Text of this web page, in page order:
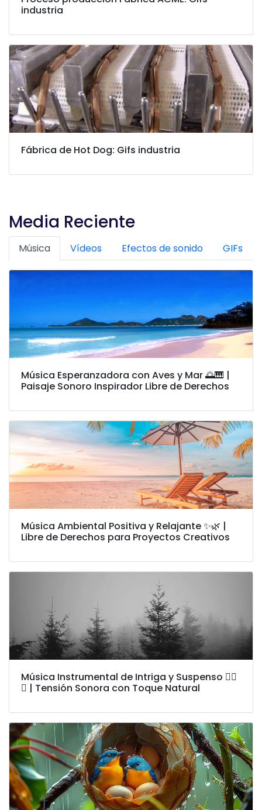
industria
Fábrica de Hot Dog: Gifs industria
Media Reciente
Música Vídeos Efectos de sonido GIFs
Música Esperanzadora con Aves y Mar 🌅🎹 |
Paisaje Sonoro Inspirador Libre de Derechos
Música Ambiental Positiva y Relajante ✨🌿 |
Libre de Derechos para Proyectos Creativos
Música Instrumental de Intriga y Suspenso 🕵️‍♂️
🌲 | Tensión Sonora con Toque Natural